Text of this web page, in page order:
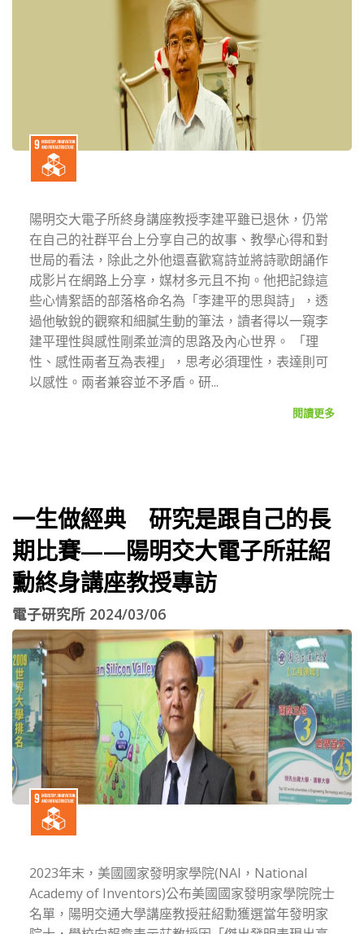
陽明交大電子所終身講座教授李建平雖已退休，仍常
在自己的社群平台上分享自己的故事、教學心得和對
世局的看法，除此之外他還喜歡寫詩並將詩歌朗誦作
成影片在網路上分享，媒材多元且不拘。他把記錄這
些心情絮語的部落格命名為「李建平的思與詩」，透
過他敏銳的觀察和細膩生動的筆法，讀者得以一窺李
建平理性與感性剛柔並濟的思路及內心世界。 「理
性、感性兩者互為表裡」，思考必須理性，表達則可
以感性。兩者兼容並不矛盾。研...
閱讀更多
一生做經典 研究是跟自己的長
期比賽——陽明交大電子所莊紹
勳終身講座教授專訪
電子研究所 2024/03/06
2023年末，美國國家發明家學院(NAI，National
Academy of Inventors)公布美國國家發明家學院院士
名單，陽明交通大學講座教授莊紹勳獲選當年發明家